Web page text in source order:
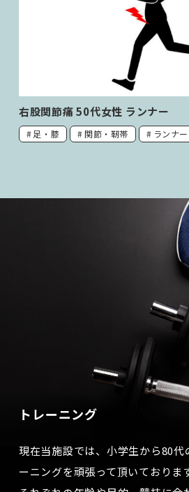
右股関節痛 50代女性 ランナー
足・膝 関節・靭帯 ランナー
トレーニング
現在当施設では、小学生から80代
ーニングを頑張って頂いておりま